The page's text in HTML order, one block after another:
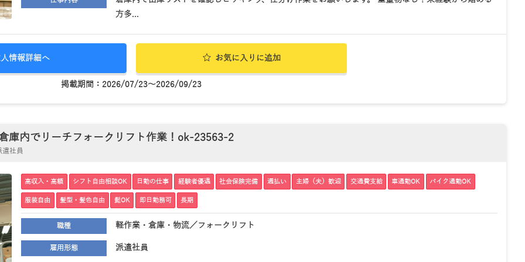
方多...
情報詳細へ お気に入りに追加
掲載期間：2026/07/23～2026/09/23
庫内でリーチフォークリフト作業！ok-23563-2
社員
高収入・高額 シフト自由相談OK 日勤の仕事 経験者優遇 社会保険完備 週払い 主婦（夫）歓迎 交通費支給 車通勤OK バイク通勤OK
服装自由 髪型・髪色自由 髭OK 即日勤務可 長期
職種 軽作業・倉庫・物流／フォークリフト
雇用形態 派遣社員